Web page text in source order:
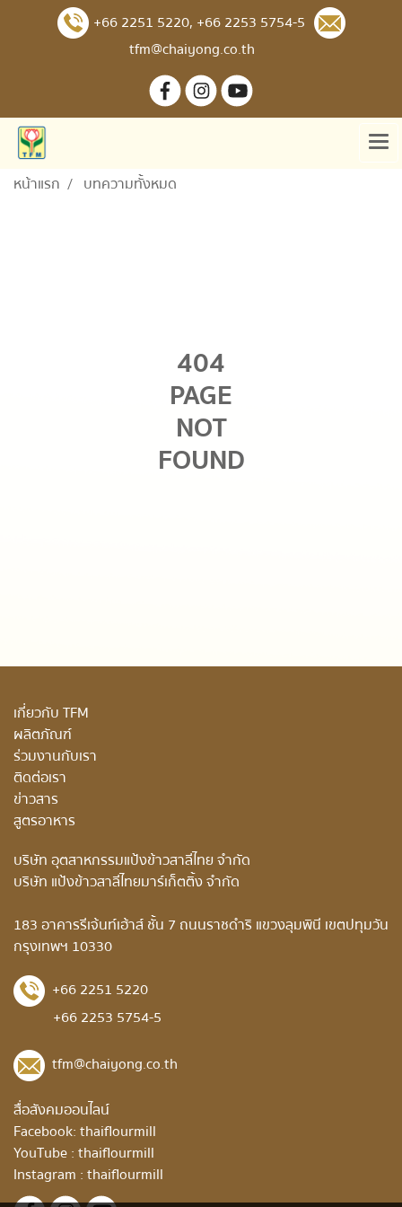
+66 2251 5220, +66 2253 5754-5
tfm@chaiyong.co.th
หน้าแรก บทความทั้งหมด
404
PAGE
NOT
FOUND
เกี่ยวกับ TFM
ผลิตภัณฑ์
ร่วมงานกับเรา
ติดต่อเรา
ข่าวสาร
สูตรอาหาร
บริษัท อุตสาหกรรมแป้งข้าวสาลีไทย จำกัด
บริษัท แป้งข้าวสาลีไทยมาร์เก็ตติ้ง จำกัด
183 อาคารรีเจ้นท์เฮ้าส์ ชั้น 7 ถนนราชดำริ แขวงลุมพินี เขตปทุมวัน
กรุงเทพฯ 10330
+66 2251 5220
+66 2253 5754-5
tfm@chaiyong.co.th
สื่อสังคมออนไลน์
Facebook:thaiflourmill
YouTube :thaiflourmill
Instagram :thaiflourmill